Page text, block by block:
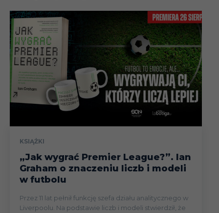
KSIĄŻKI
„Jak wygrać Premier League?”. Ian
Graham o znaczeniu liczb i modeli
w futbolu
Przez 11 lat pełnił funkcję szefa działu analitycznego w
Liverpoolu. Na podstawie liczb i modeli stwierdził, że